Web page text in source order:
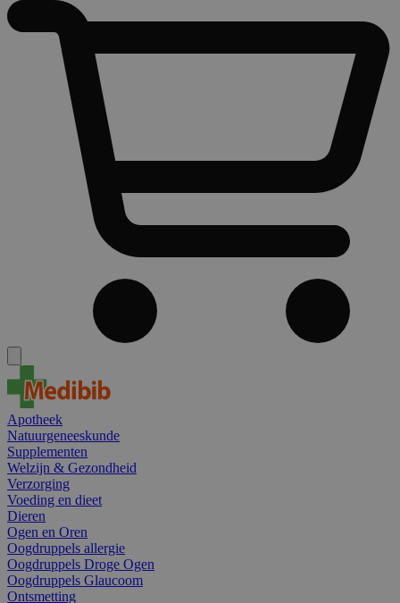
Apotheek
Natuurgeneeskunde
Supplementen
Welzijn & Gezondheid
Verzorging
Voeding en dieet
Dieren
Ogen en Oren
Oogdruppels allergie
Oogdruppels Droge Ogen
Oogdruppels Glaucoom
Ontsmetting